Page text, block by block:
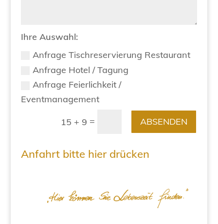
Ihre Auswahl:
Anfrage Tischreservierung Restaurant
Anfrage Hotel / Tagung
Anfrage Feierlichkeit /
Eventmanagement
15 + 9 = ABSENDEN
Anfahrt bitte hier drücken